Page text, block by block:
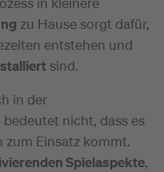
zu Hause sorgt dafür,
entstehen und
sind.
in der
nicht, dass es
zum Einsatz kommt.
Spielaspekte,